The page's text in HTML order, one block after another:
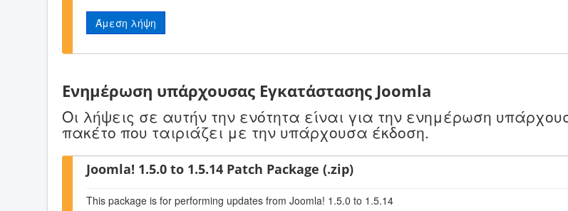
Άμεση λήψη
Ενημέρωση υπάρχουσας Εγκατάστασης Joomla
Οι λήψεις σε αυτήν την ενότητα είναι για την ενημέρωση
πακέτο που ταιριάζει με την υπάρχουσα έκδοση.
Joomla! 1.5.0 to 1.5.14 Patch Package (.zip)
This package is for performing updates from Joomla! 1.5.0 to 1.5.14